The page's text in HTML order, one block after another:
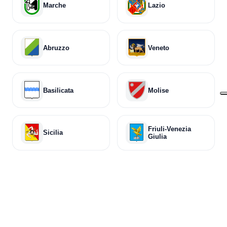
Marche Lazio
Abruzzo Veneto
Basilicata Molise
Sicilia
Friuli-Venezia
Giulia